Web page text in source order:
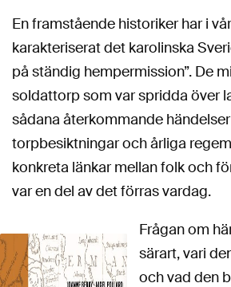
En framstående historiker har i
karakteriserat det karolinska
på ständig hempermission”. De
soldattorp som var spridda över
sådana återkommande
torpbesiktningar och årliga
konkreta länkar mellan folk och
var en del av det förras vardag.
Frågan om
särart, vari
och vad den